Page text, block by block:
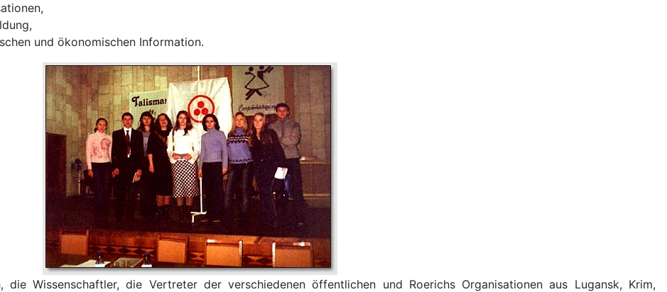
und ökonomischen Information.
Wissenschaftler, die Vertreter der verschiedenen öffentlichen und Roerichs Organisationen aus Lugansk, Krim,